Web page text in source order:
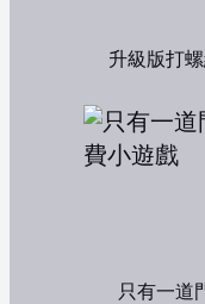
升級版打
只有一道